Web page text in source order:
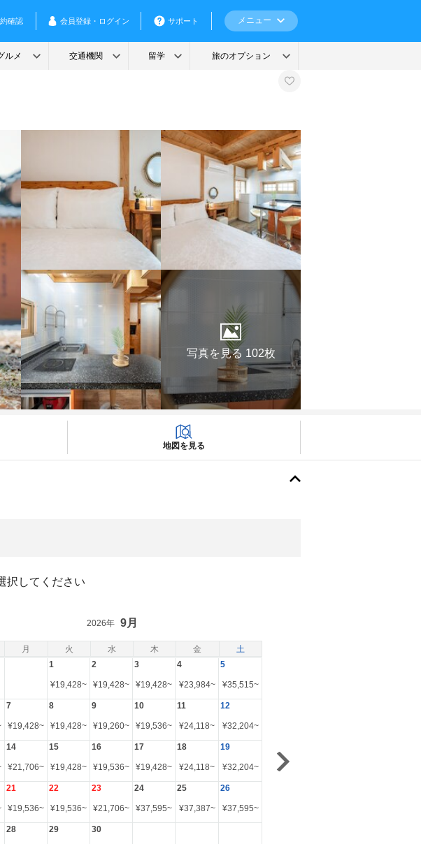
写真を見る 102枚
地図を見る
択してください
月 火 水 木 金 土
2026年 9月
1
¥19,428~
2
¥19,428~
3
¥19,428~
4
¥23,984~
5
¥35,515~
7
¥19,428~
8
¥19,428~
9
¥19,260~
10
¥19,536~
11
¥24,118~
12
¥32,204~
14
¥21,706~
15
¥19,428~
16
¥19,536~
17
¥19,428~
18
¥24,118~
19
¥32,204~
21
¥19,536~
22
¥19,536~
23
¥21,706~
24
¥37,595~
25
¥37,387~
26
¥37,595~
28 29 30